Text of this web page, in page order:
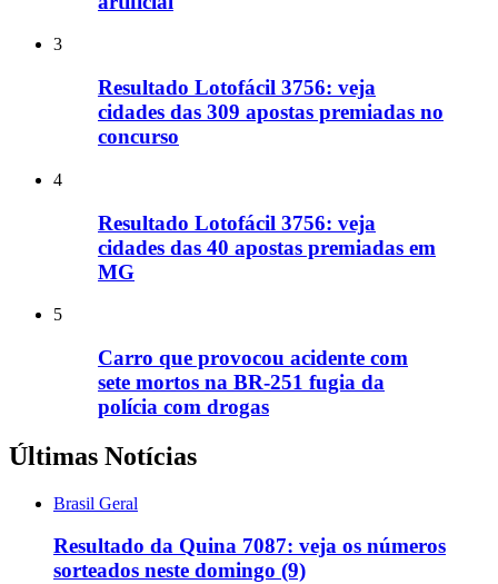
3
Resultado Lotofácil 3756: veja
cidades das 309 apostas premiadas no
concurso
4
Resultado Lotofácil 3756: veja
cidades das 40 apostas premiadas em
MG
5
Carro que provocou acidente com
sete mortos na BR-251 fugia da
polícia com drogas
Últimas Notícias
Brasil Geral
Resultado da Quina 7087: veja os números
sorteados neste domingo (9)